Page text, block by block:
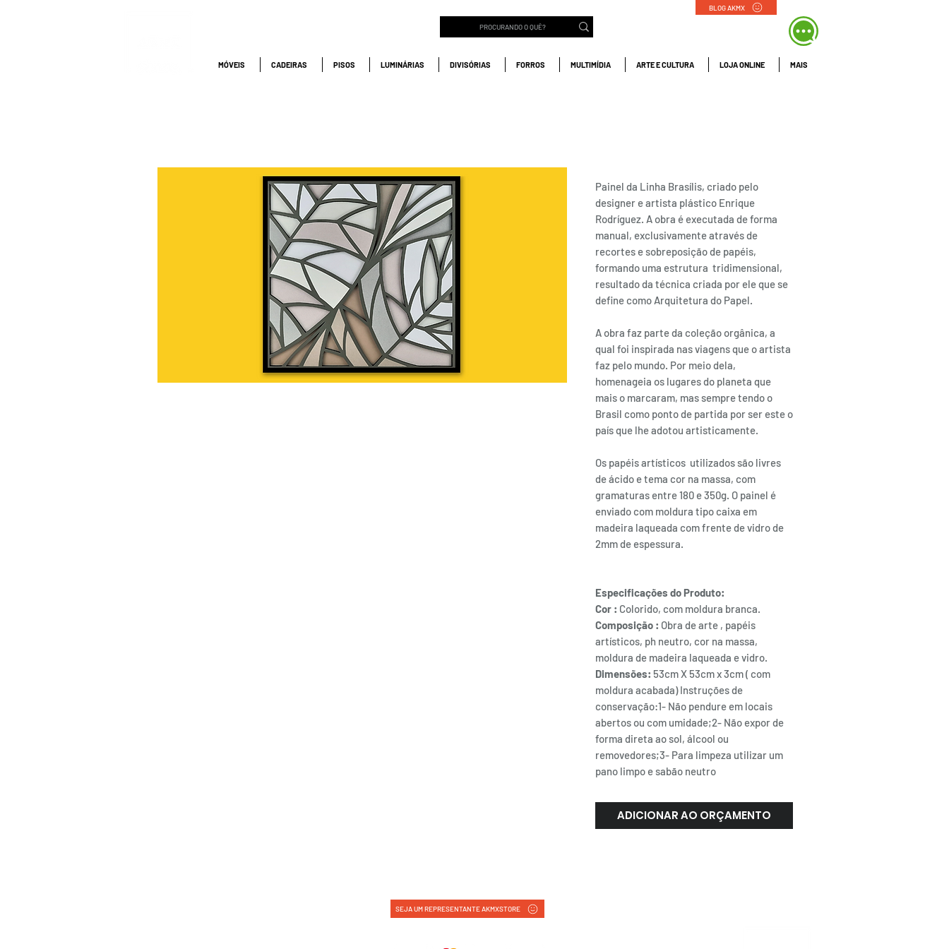
BLOG AKMX
MÓVEIS CADEIRAS PISOS LUMINÁRIAS DIVISÓRIAS FORROS MULTIMÍDIA ARTE E CULTURA LOJA ONLINE MAIS
Painel da Linha Brasílis, criado pelo
designer e artista plástico Enrique
Rodríguez. A obra é executada de forma
manual, exclusivamente através de
recortes e sobreposição de papéis,
formando uma estrutura tridimensional,
resultado da técnica criada por ele que se
define como Arquitetura do Papel.
A obra faz parte da coleção orgânica, a
qual foi inspirada nas viagens que o artista
faz pelo mundo. Por meio dela,
homenageia os lugares do planeta que
mais o marcaram, mas sempre tendo o
Brasil como ponto de partida por ser este o
país que lhe adotou artisticamente.
Os papéis artísticos utilizados são livres
de ácido e tema cor na massa, com
gramaturas entre 180 e 350g. O painel é
enviado com moldura tipo caixa em
madeira laqueada com frente de vidro de
2mm de espessura.
Especificações do Produto:
Cor : Colorido, com moldura branca.
Composição : Obra de arte , papéis
artísticos, ph neutro, cor na massa,
moldura de madeira laqueada e vidro.
Dimensões: 53cm X 53cm x 3cm ( com
moldura acabada) Instruções de
conservação:1- Não pendure em locais
abertos ou com umidade;2- Não expor de
forma direta ao sol, álcool ou
removedores;3- Para limpeza utilizar um
pano limpo e sabão neutro
ADICIONAR AO ORÇAMENTO
SEJA UM REPRESENTANTE AKMXSTORE